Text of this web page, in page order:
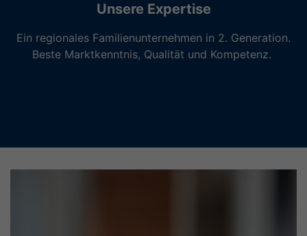
Unsere Expertise
Ein regionales Familienunternehmen in 2. Generation.
Beste Marktkenntnis, Qualität und Kompetenz.